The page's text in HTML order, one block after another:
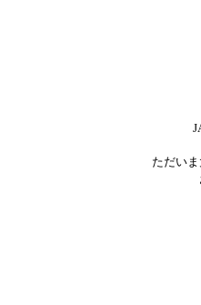
ただい